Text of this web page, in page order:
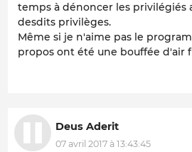
temps à dénoncer les privilégiés
desdits privilèges.
Même si je n'aime pas le
propos ont été une bouffée d'air
Deus Aderit
07 avril 2017 à 13:43:45